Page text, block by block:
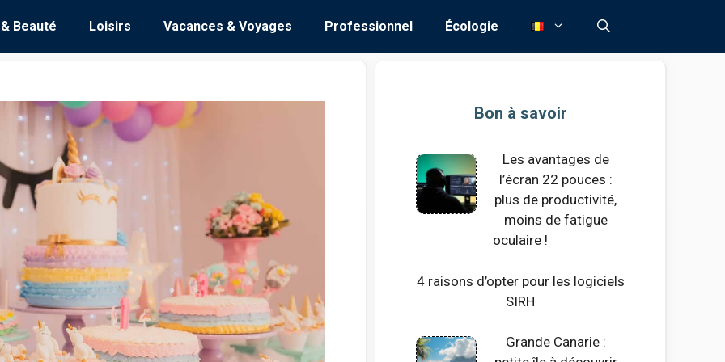
Beauté Loisirs Vacances & Voyages Professionnel Écologie
Bon à savoir
Les avantages de
l’écran 22 pouces :
plus de productivité,
moins de fatigue
oculaire !
4 raisons d’opter pour les logiciels
SIRH
Grande Canarie :